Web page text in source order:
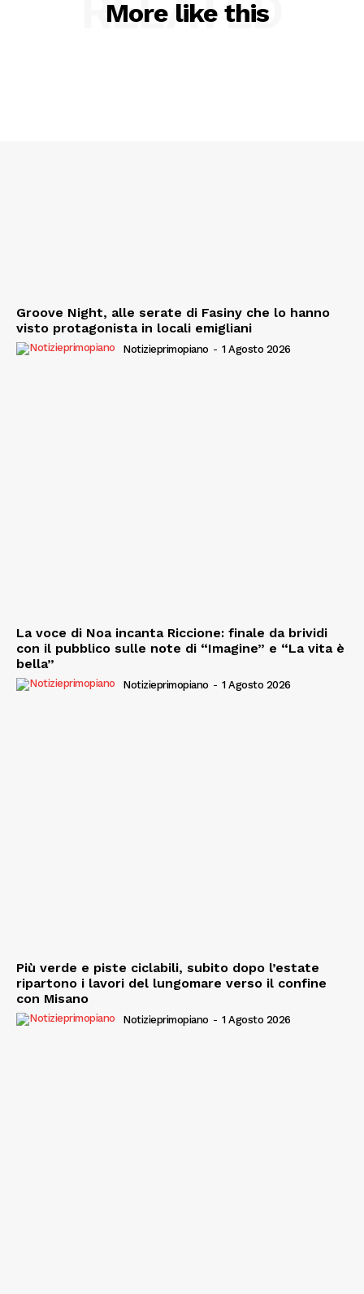
More like this
RELATED
Groove Night, alle serate di Fasiny che lo hanno
visto protagonista in locali emigliani
Notizieprimopiano - 1 Agosto 2026
La voce di Noa incanta Riccione: finale da brividi
con il pubblico sulle note di “Imagine” e “La vita è
bella”
Notizieprimopiano - 1 Agosto 2026
Più verde e piste ciclabili, subito dopo l’estate
ripartono i lavori del lungomare verso il confine
con Misano
Notizieprimopiano - 1 Agosto 2026